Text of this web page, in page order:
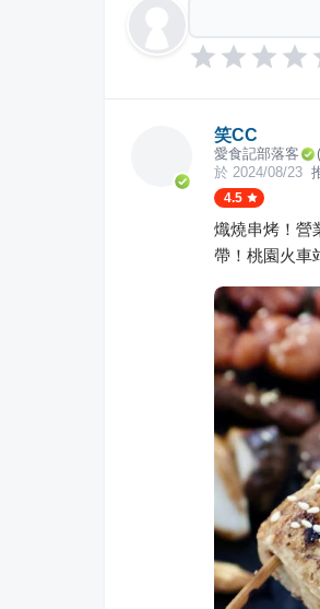
笑CC
愛食記部落客 (
於 2024/08/23
4.5
熾燒串烤！營
帶！桃園火車